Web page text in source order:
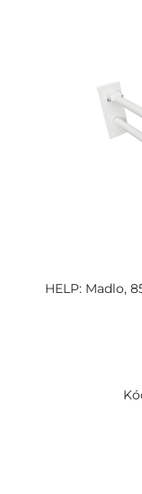
HELP: Madlo,